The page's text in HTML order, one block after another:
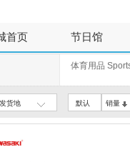
首页 节日馆
体育用品
发货地 默认 销量